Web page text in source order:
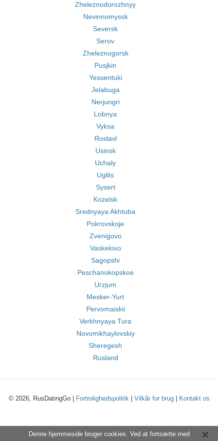
Zheleznodorozhnyy
Nevinnomyssk
Seversk
Serov
Zheleznogorsk
Pusjkin
Yessentuki
Jelabuga
Nerjungri
Lobnya
Vyksa
Roslavl
Usinsk
Uchaly
Uglits
Sysert
Kozelsk
Srednyaya Akhtuba
Pokrovskoje
Zvenigovo
Vaskelovo
Sagopshi
Peschanokopskoe
Urzjum
Mesker-Yurt
Pervomaiskii
Verkhnyaya Tura
Novomikhaylovskiy
Sheregesh
Rusland
© 2026, RusDatingGo | Fortrolighedspolitik| Vilkår for brug| Kontakt os
Denne hjemmeside bruger cookies. Ved at fortsætte med